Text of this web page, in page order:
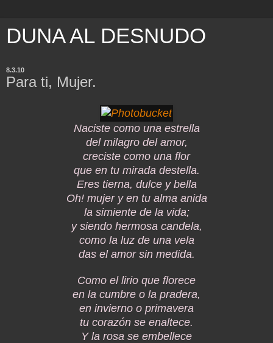
DUNA AL DESNUDO
8.3.10
Para ti, Mujer.
Naciste como una estrella
del milagro del amor,
creciste como una flor
que en tu mirada destella.
Eres tierna, dulce y bella
Oh! mujer y en tu alma anida
la simiente de la vida;
y siendo hermosa candela,
como la luz de una vela
das el amor sin medida.
Como el lirio que florece
en la cumbre o la pradera,
en invierno o primavera
tu corazón se enaltece.
Y la rosa se embellece